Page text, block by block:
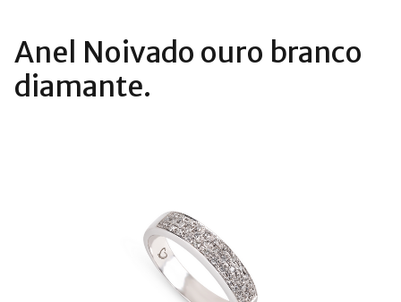
Anel Noivado ouro branco
diamante.